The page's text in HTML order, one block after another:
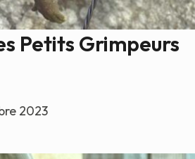
Petits Grimpeurs
2023